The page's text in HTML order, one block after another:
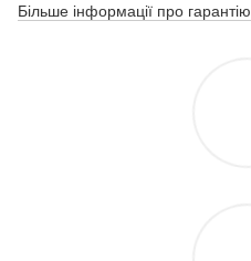
Більше інформації про гарантію